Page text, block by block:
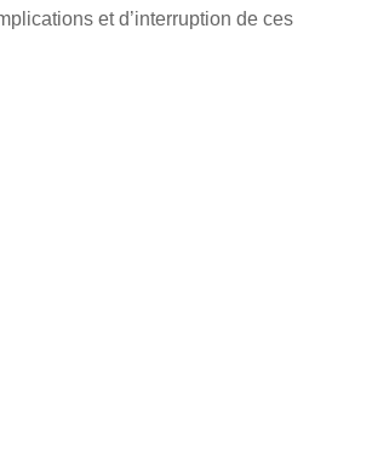
et d’interruption de ces